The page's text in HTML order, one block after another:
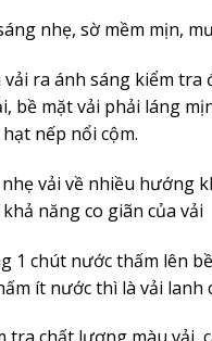
nhẹ, sờ mềm mịn,
ra ánh sáng kiểm tra
bề mặt vải phải láng
nếp nổi cộm.
nhẹ vải về nhiều hướng
năng co giãn của vải
1 chút nước thấm lên
ít nước thì là vải lanh